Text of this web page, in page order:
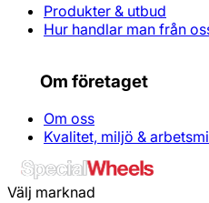
Produkter & utbud
Hur handlar man från
Om företaget
Om oss
Kvalitet, miljö &
Välj marknad